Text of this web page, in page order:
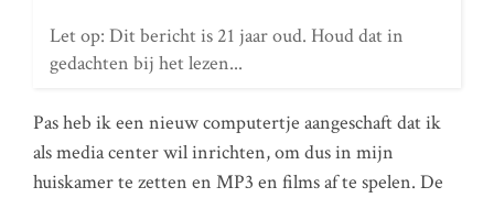
Let op: Dit bericht is 21 jaar oud. Houd dat in
gedachten bij het lezen...
Pas heb ik een nieuw computertje aangeschaft dat ik
als media center wil inrichten, om dus in mijn
huiskamer te zetten en MP3 en films af te spelen. De